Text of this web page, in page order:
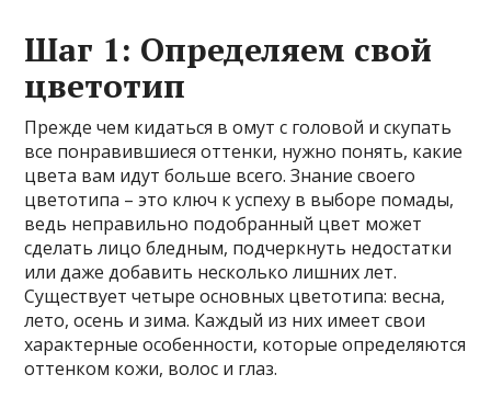
Шаг 1: Определяем свой
цветотип
Прежде чем кидаться в омут с головой и скупать
все понравившиеся оттенки, нужно понять, какие
цвета вам идут больше всего. Знание своего
цветотипа – это ключ к успеху в выборе помады,
ведь неправильно подобранный цвет может
сделать лицо бледным, подчеркнуть недостатки
или даже добавить несколько лишних лет.
Существует четыре основных цветотипа: весна,
лето, осень и зима. Каждый из них имеет свои
характерные особенности, которые определяются
оттенком кожи, волос и глаз.